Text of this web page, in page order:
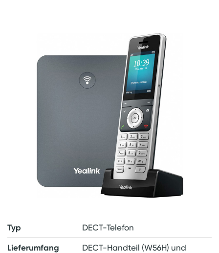
Typ DECT-Telefon
Lieferumfang
DECT-Handteil (W56H) und